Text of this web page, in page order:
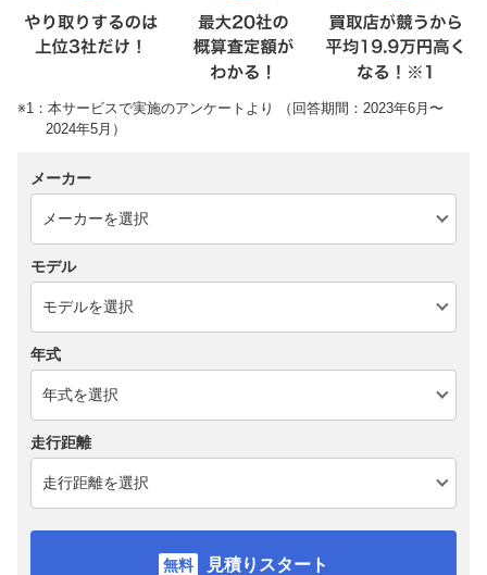
※1：本サービスで実施のアンケートより （回答期間：2023年6月〜
2024年5月）
メーカー
モデル
年式
走行距離
見積りスタート